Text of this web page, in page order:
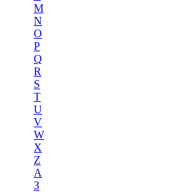
M
N
O
P
Q
R
S
T
U
V
W
X
Z
А
З